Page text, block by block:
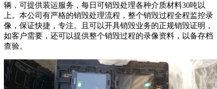
辆，可提供装运服务，每日可销毁处理各种介质材料30吨以
上。本公司有严格的销毁处理流程，整个销毁过程全程监控录
像，保证快捷，专注。且可以开具销毁业务的正规销毁证明，
如客户需要，还可以提供整个销毁过程的录像资料，以备存档
查验。